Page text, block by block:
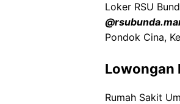
Loker RSU
Pondok Cina,
Lowongan
Rumah Sakit